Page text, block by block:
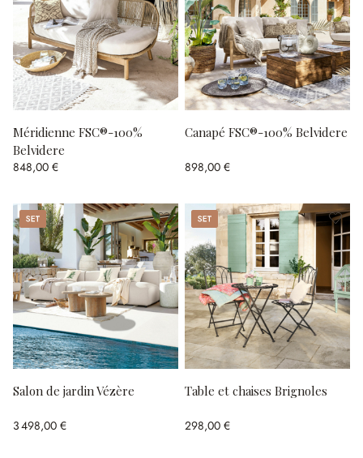
Méridienne FSC®-100%
Belvidere
848,00 €
Canapé FSC®-100% Belvidere
898,00 €
Set
Salon de jardin Vézère
3 498,00 €
Set
Table et chaises Brignoles
298,00 €